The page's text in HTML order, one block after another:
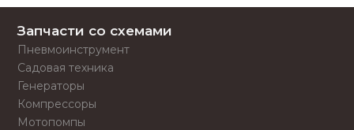
Запчасти со схемами
Пневмоинструмент
Садовая техника
Генераторы
Компрессоры
Мотопомпы